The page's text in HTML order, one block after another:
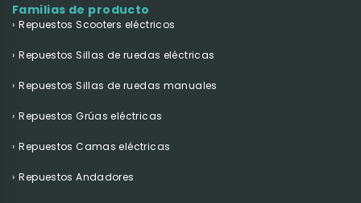
Familias de producto
Repuestos Scooters eléctricos
Repuestos Sillas de ruedas eléctricas
Repuestos Sillas de ruedas manuales
Repuestos Grúas eléctricas
Repuestos Camas eléctricas
Repuestos Andadores